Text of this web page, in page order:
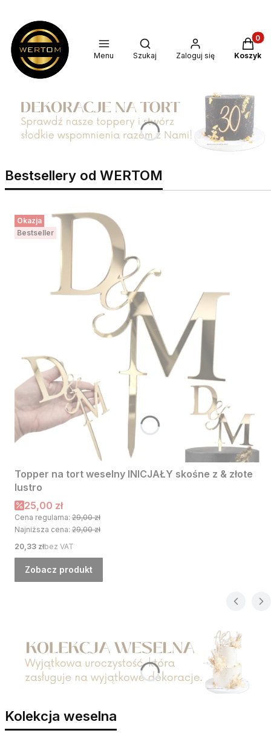
Menu
Otwórz wyszukiwarkę
Szukaj Zaloguj się Koszyk
Bestsellery od WERTOM
Okazja
Bestseller
Topper na tort weselny INICJAŁY skośne z & złote
lustro
Cena promocyjna
25,00 zł
Cena regularna: 29,00 zł
Najniższa cena: 29,00 zł
Cena
20,33 złbez VAT
Zobacz produkt
Kolekcja weselna